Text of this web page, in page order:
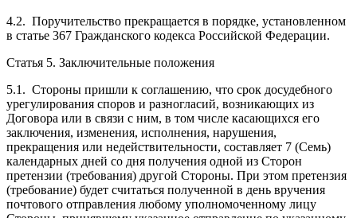
4.2. Поручительство прекращается в порядке, установленном
в статье 367 Гражданского кодекса Российской Федерации.
Статья 5. Заключительные положения
5.1. Стороны пришли к соглашению, что срок досудебного
урегулирования споров и разногласий, возникающих из
Договора или в связи с ним, в том числе касающихся его
заключения, изменения, исполнения, нарушения,
прекращения или недействительности, составляет 7 (Семь)
календарных дней со дня получения одной из Сторон
претензии (требования) другой Стороны. При этом претензия
(требование) будет считаться полученной в день вручения
почтового отправления любому уполномоченному лицу